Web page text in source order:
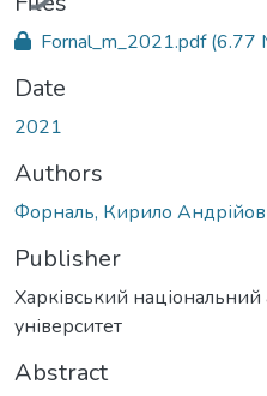
Fornal_m_2021.pdf(6.77
Date
2021
Authors
Форналь, Кирило
Publisher
Харківський
університет
Abstract